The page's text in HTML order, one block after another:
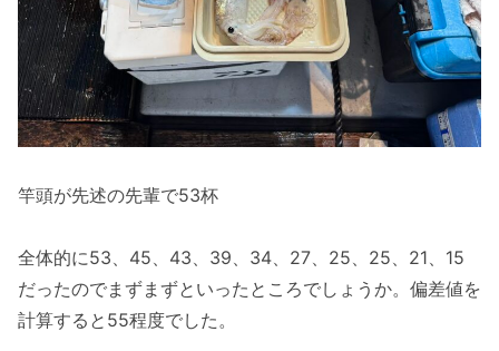
竿頭が先述の先輩で53杯
全体的に53、45、43、39、34、27、25、25、21、15
だったのでまずまずといったところでしょうか。偏差値を
計算すると55程度でした。